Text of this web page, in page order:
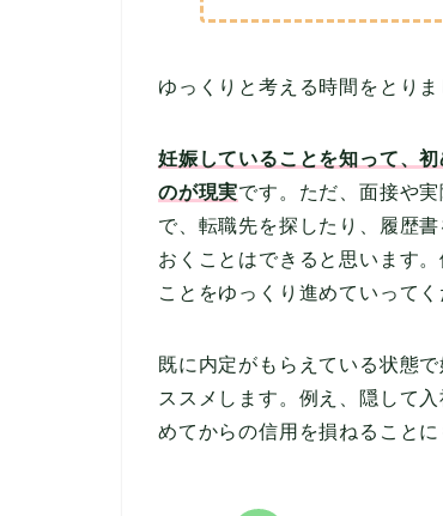
ゆっくりと考える時間をとりま
妊娠していることを知って、
のが現実です。ただ、面接や
で、転職先を探したり、履歴
おくことはできると思います
ことをゆっくり進めていってく
既に内定がもらえている状態
ススメします。例え、隠して
めてからの信用を損ねることに